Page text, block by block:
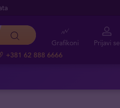
+381 62 888 6666
Grafikoni Prijavi se